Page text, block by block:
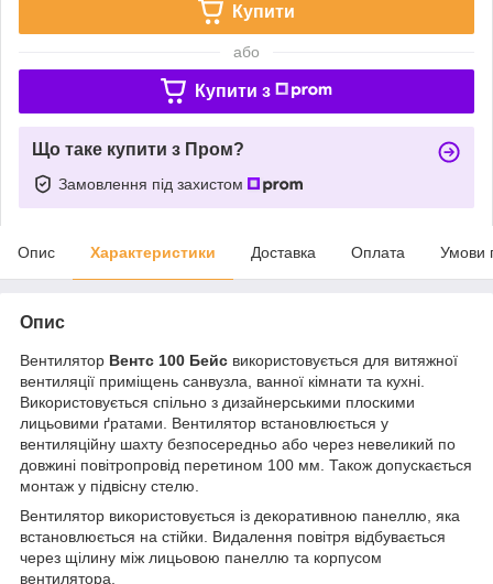
Купити
або
Купити з
Що таке купити з Пром?
Замовлення під захистом
Опис Характеристики Доставка Оплата Умови
Опис
Вентилятор Вентс 100 Бейс використовується для витяжної
вентиляції приміщень санвузла, ванної кімнати та кухні.
Використовується спільно з дизайнерськими плоскими
лицьовими ґратами. Вентилятор встановлюється у
вентиляційну шахту безпосередньо або через невеликий по
довжині повітропровід перетином 100 мм. Також допускається
монтаж у підвісну стелю.
Вентилятор використовується із декоративною панеллю, яка
встановлюється на стійки. Видалення повітря відбувається
через щілину між лицьовою панеллю та корпусом
вентилятора.